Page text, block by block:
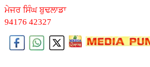
ਮੇਜਰ ਸਿੰਘ ਬੁਢਲਾਡਾ
94176 42327